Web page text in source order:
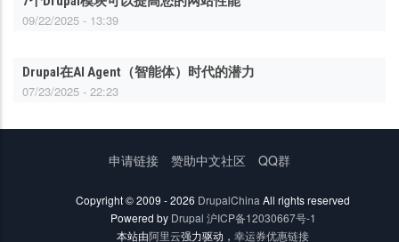
09/22/2025 - 13:39
Drupal在AI Agent（智能体）时代的潜力
07/23/2025 - 22:23
申请链接 赞助中文社区 QQ群
Copyright © 2009 - 2026 DrupalChina All rights reserved
Powered by Drupal 沪ICP备12030667号-1
本站由阿里云强力驱动， 幸运券优惠链接